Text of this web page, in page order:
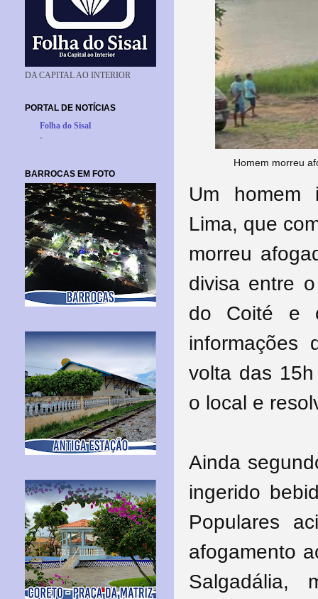
Homem morreu
Um homem
Lima, que
morreu
divisa entre
do Coité e
informações
volta das
o local e
Ainda
ingerido
Populares
afogamento
Salgadália,
DA CAPITAL AO INTERIOR
PORTAL DE NOTÍCIAS
Folha do Sisal
-
BARROCAS EM FOTO